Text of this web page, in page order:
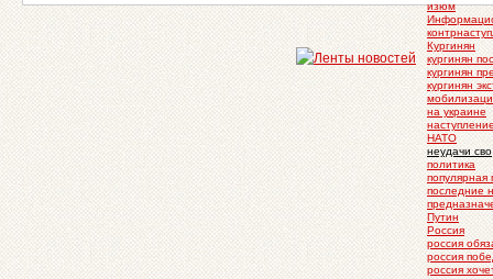
изюм
Кургинян
кургинян
кургинян
кургинян
на украине
НАТО
неудачи сво
политика
популярная
последние
Путин
Россия
россия
россия
россия